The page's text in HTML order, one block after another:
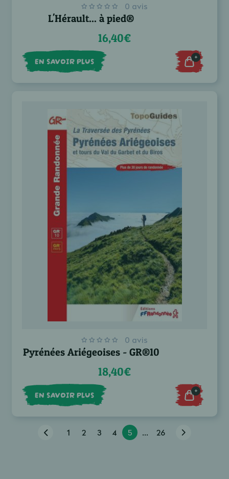
0 avis
L'Hérault... à pied®
16,40€
EN SAVOIR PLUS +
0 avis
Pyrénées Ariégeoises - GR®10
18,40€
EN SAVOIR PLUS +
1 2 3 4 5 ... 26